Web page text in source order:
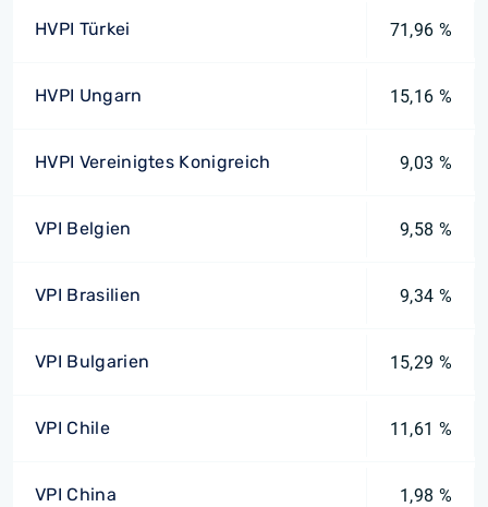
HVPI Türkei 71,96 %
HVPI Ungarn 15,16 %
HVPI Vereinigtes Konigreich 9,03 %
VPI Belgien 9,58 %
VPI Brasilien 9,34 %
VPI Bulgarien 15,29 %
VPI Chile 11,61 %
VPI China 1,98 %